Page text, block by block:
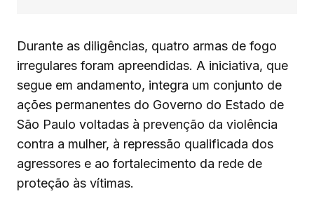
Durante as diligências, quatro armas de fogo
irregulares foram apreendidas. A iniciativa, que
segue em andamento, integra um conjunto de
ações permanentes do Governo do Estado de
São Paulo voltadas à prevenção da violência
contra a mulher, à repressão qualificada dos
agressores e ao fortalecimento da rede de
proteção às vítimas.